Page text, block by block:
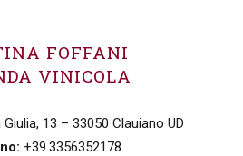
FOFFANI
VINICOLA
13 – 33050 Clauiano UD
+39.3356352178